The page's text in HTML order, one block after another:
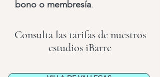
bono o membresía.
Consulta las tarifas de nuestros
estudios iBarre